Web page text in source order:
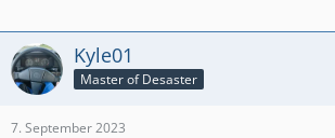
Kyle01
Master of Desaster
7. September 2023